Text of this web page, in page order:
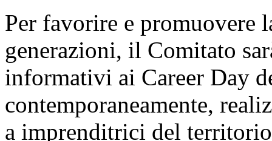
Per favorire e promuovere
generazioni, il Comitato
informativi ai Career Day
contemporaneamente,
a imprenditrici del